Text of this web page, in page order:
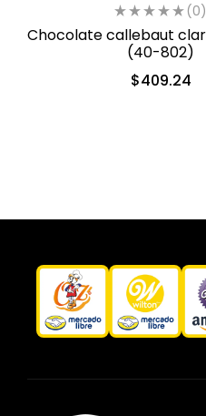
(0)
Chocolate callebaut
(40-802)
$409.24